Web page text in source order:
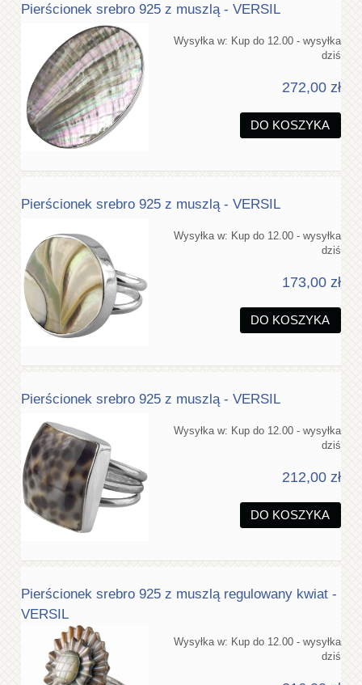
Pierścionek srebro 925 z muszlą - VERSIL
Wysyłka w: Kup do 12.00 - wysyłka
dziś
272,00 zł
DO KOSZYKA
Pierścionek srebro 925 z muszlą - VERSIL
Wysyłka w: Kup do 12.00 - wysyłka
dziś
173,00 zł
DO KOSZYKA
Pierścionek srebro 925 z muszlą - VERSIL
Wysyłka w: Kup do 12.00 - wysyłka
dziś
212,00 zł
DO KOSZYKA
Pierścionek srebro 925 z muszlą regulowany kwiat -
VERSIL
Wysyłka w: Kup do 12.00 - wysyłka
dziś